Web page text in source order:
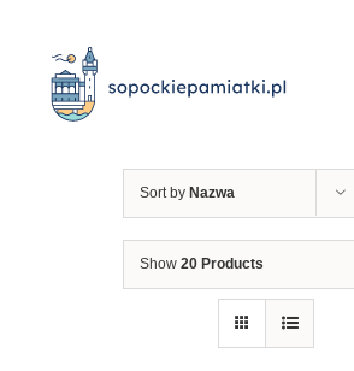
zawartości
Sort by Nazwa
Show 20 Products